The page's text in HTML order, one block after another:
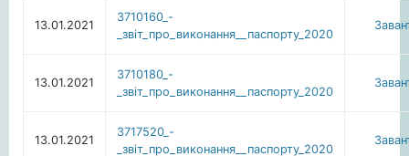
13.01.2021
3710160_-
_звiт_про_виконання__паспорту_2020
13.01.2021
3710180_-
_звiт_про_виконання__паспорту_2020
13.01.2021
3717520_-
_звiт_про_виконання__паспорту_2020